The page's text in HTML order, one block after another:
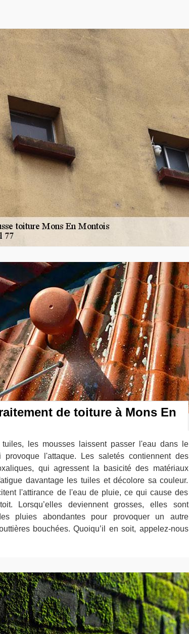
de toiture à Mons En
tuiles, les mousses laissent passer l'eau dans le
provoque l'attaque. Les saletés contiennent des
qui agressent la basicité des matériaux
davantage les tuiles et décolore sa couleur.
l'attirance de l'eau de pluie, ce qui cause des
Lorsqu’elles deviennent grosses, elles sont
pluies abondantes pour provoquer un autre
bouchées. Quoiqu’il en soit, appelez-nous